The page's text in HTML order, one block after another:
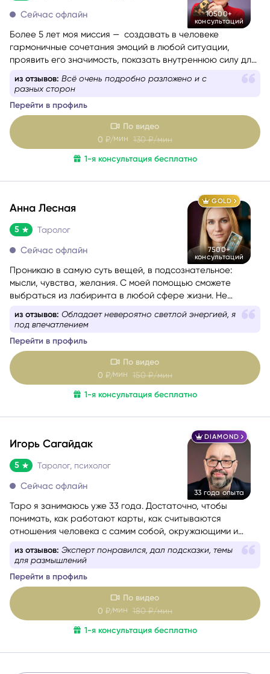
10500+
консультаций
Сейчас офлайн
Более 5 лет моя миссия — создавать в человеке
гармоничные сочетания эмоций в любой ситуации,
проявить его значимость, показать внутреннюю силу для
самопомощи, сбалансировать энергии в зависимости от
ситуации.
из отзывов: Всё очень подробно разложено и с
разных сторон
Перейти в профиль
По видео
0 ₽/мин 130 ₽/мин
1-я консультация бесплатно
GOLD
7500+
консультаций
Анна Лесная
5 Таролог
Сейчас офлайн
Проникаю в самую суть вещей, в подсознательное:
мысли, чувства, желания. С моей помощью сможете
выбраться из лабиринта в любой сфере жизни. Не
формулировкой. На консультации со мной вы найдёте
из отзывов: Обладает невероятно светлой энергией, я
под впечатлением
Перейти в профиль
По видео
0 ₽/мин150 ₽/мин
1-я консультация бесплатно
DIAMOND
33 года опыта
Игорь Сагайдак
5 Таролог, психолог
Сейчас офлайн
Таро я занимаюсь уже 33 года. Достаточно, чтобы
понимать, как работают карты, как считываются
отношения человека с самим собой, окружающими и
собеседника — бережно и с вниманием. Как
необходимости использую техники гармонизации
эмоционального состояния.Работаю с метафорическими
ассоциативными картами, позволяющими глубже
раскрыть беспокоящую ситуацию, найти ресурсы в себе
из отзывов: Эксперт понравился, дал подсказки, темы
для размышлений
Перейти в профиль
По видео
0 ₽/мин180 ₽/мин
1-я консультация бесплатно